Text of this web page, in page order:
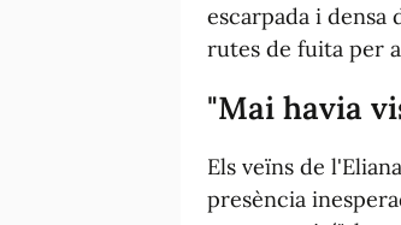
escarpada i
rutes de fuita per
"Mai havia
Els veïns de
presència